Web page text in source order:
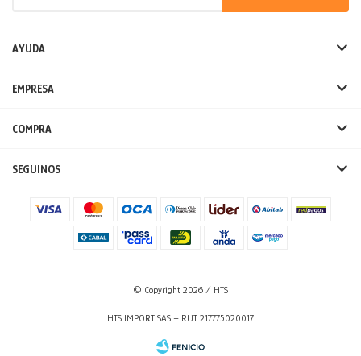
AYUDA
EMPRESA
COMPRA
SEGUINOS
© Copyright 2026 / HTS
HTS IMPORT SAS – RUT 217775020017